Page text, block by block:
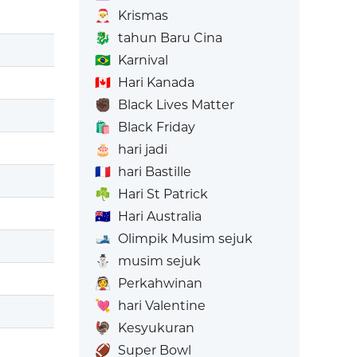
🎅
Krismas
🐉 tahun Baru Cina
🇧🇷 Karnival
🇨🇦 Hari Kanada
✊🏿 Black Lives Matter
🛍️
Black Friday
🎂
hari jadi
🇫🇷 hari Bastille
☘️ Hari St Patrick
🇦🇺 Hari Australia
🎿 Olimpik Musim sejuk
⛄
musim sejuk
👰 Perkahwinan
💘 hari Valentine
🦃
Kesyukuran
🏈 Super Bowl